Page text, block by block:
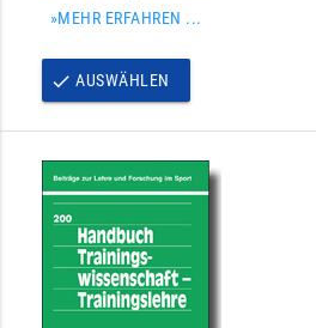
»MEHR ERFAHREN ...
done AUSWÄHLEN